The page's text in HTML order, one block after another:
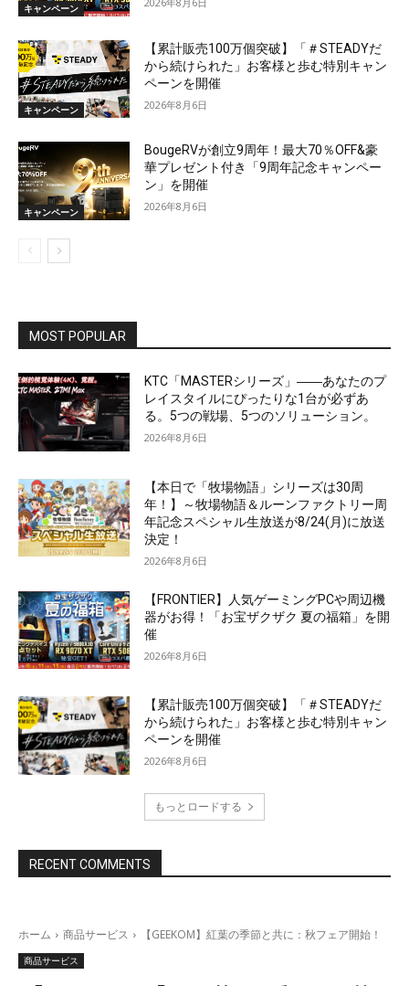
キャンペーン
キャンペーン
【累計販売100万個突破】「＃STEADYだ
から続けられた」お客様と歩む特別キャン
ペーンを開催
2026年8月6日
キャンペーン
BougeRVが創立9周年！最大70％OFF&豪
華プレゼント付き「9周年記念キャンペー
ン」を開催
2026年8月6日
MOST POPULAR
KTC「MASTERシリーズ」――あなたのプ
レイスタイルにぴったりな1台が必ずあ
る。5つの戦場、5つのソリューション。
2026年8月6日
【本日で「牧場物語」シリーズは30周
年！】～牧場物語＆ルーンファクトリー周
年記念スペシャル生放送が8/24(月)に放送
決定！
2026年8月6日
【FRONTIER】人気ゲーミングPCや周辺機
器がお得！「お宝ザクザク 夏の福箱」を開
催
2026年8月6日
【累計販売100万個突破】「＃STEADYだ
から続けられた」お客様と歩む特別キャン
ペーンを開催
2026年8月6日
もっとロードする
RECENT COMMENTS